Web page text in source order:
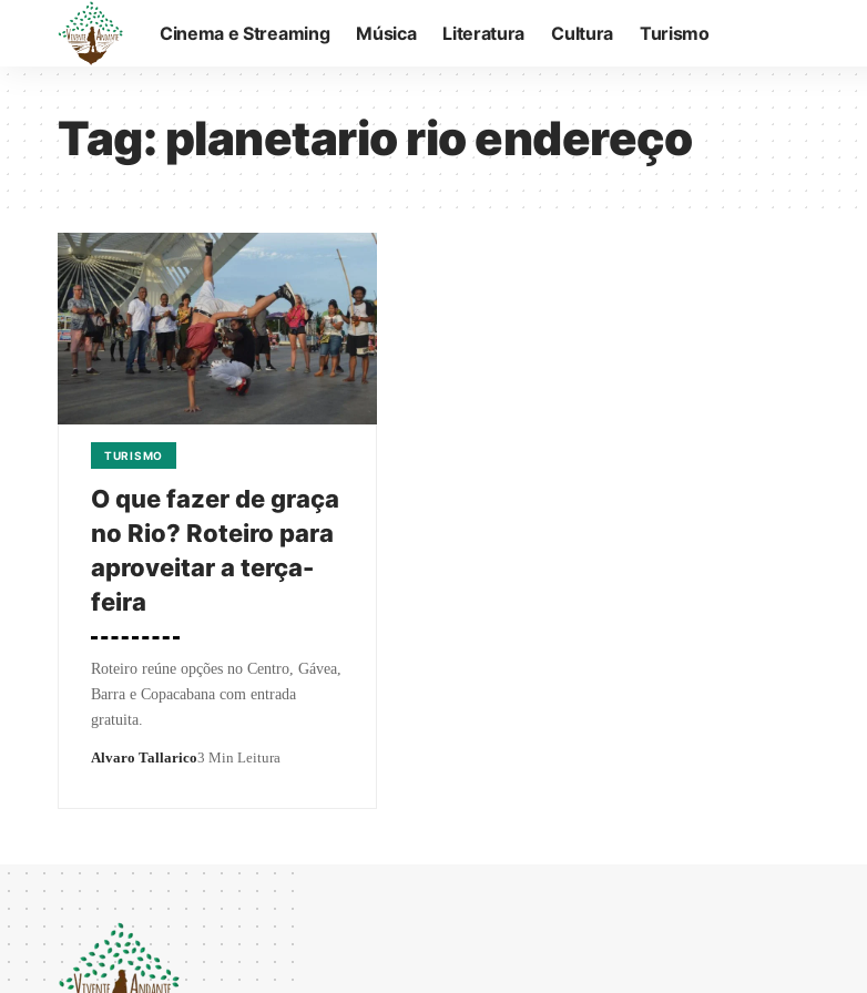
Cinema e Streaming Música Literatura Cultura Turismo
Tag:planetario rio endereço
TURISMO
O que fazer de graça
no Rio? Roteiro para
aproveitar a terça-
feira
Roteiro reúne opções no Centro, Gávea,
Barra e Copacabana com entrada
gratuita.
Alvaro Tallarico3 Min Leitura